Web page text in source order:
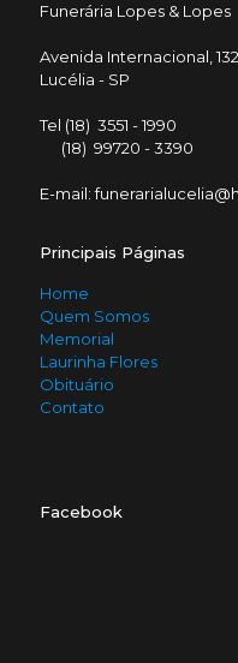
Funerária Lopes & Lopes
Avenida Internacional,
Lucélia - SP
Tel (18) 3551 - 1990
(18) 99720 - 3390
E-mail:
Principais Páginas
Home
Quem Somos
Memorial
Laurinha Flores
Obituário
Contato
Facebook